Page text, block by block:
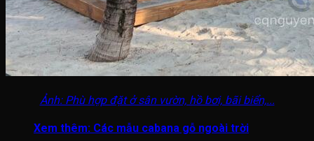
Ảnh: Phù hợp đặt ở sân vườn, hồ bơi, bãi biển,...
Xem thêm: Các mẫu cabana gỗ ngoài trời